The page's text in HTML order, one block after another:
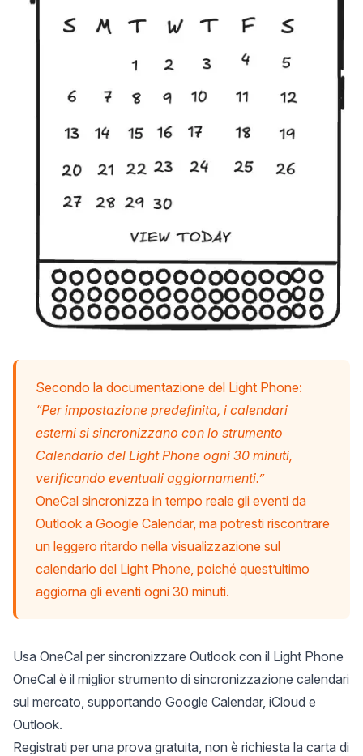
Secondo la documentazione del Light Phone:
“Per impostazione predefinita, i calendari
esterni si sincronizzano con lo strumento
Calendario del Light Phone ogni 30 minuti,
verificando eventuali aggiornamenti.”
OneCal sincronizza in tempo reale gli eventi da
Outlook a Google Calendar, ma potresti riscontrare
un leggero ritardo nella visualizzazione sul
calendario del Light Phone, poiché quest’ultimo
aggiorna gli eventi ogni 30 minuti.
Usa OneCal per sincronizzare Outlook con il Light Phone
OneCal è il miglior strumento di sincronizzazione calendari
sul mercato, supportando Google Calendar, iCloud e
Outlook.
Registrati per una prova gratuita , non è richiesta la carta di